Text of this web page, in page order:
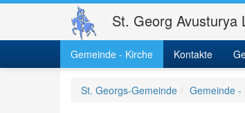
St. Georg Avusturya
Gemeinde - Kirche Kontakte
St. Georgs-Gemeinde Gemeinde -